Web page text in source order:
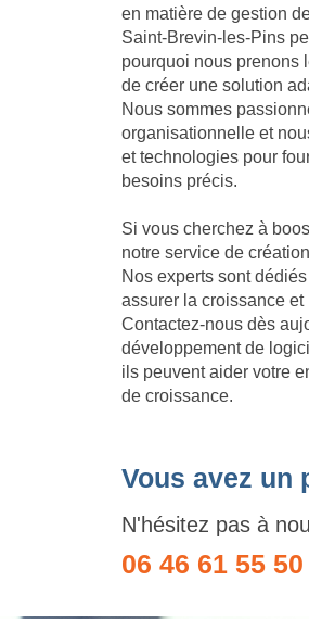
en matière de gestion
Saint-Brevin-les-Pins
pourquoi nous prenons
de créer une solution
Nous sommes
organisationnelle et
et technologies pour
besoins précis.
Si vous cherchez à
notre service de
Nos experts sont
assurer la croissance
Contactez-nous dès
développement de
ils peuvent aider votre
de croissance.
Vous avez un
N'hésitez pas à
06 46 61 55 50